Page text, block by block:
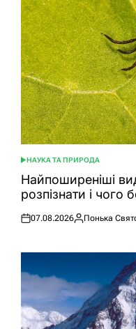
ОПУБЛІКУВАТИ
У
НАУКА ТА ПРИРОДА
Найпоширеніші
розпізнати і чого
Оприлюднено
07.08.2026
Опубліковано
Понька